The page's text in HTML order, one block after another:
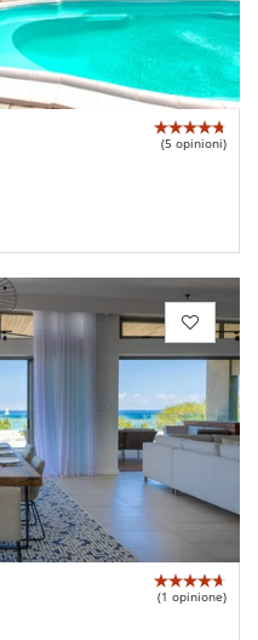
(5 opinioni)
(1 opinione)